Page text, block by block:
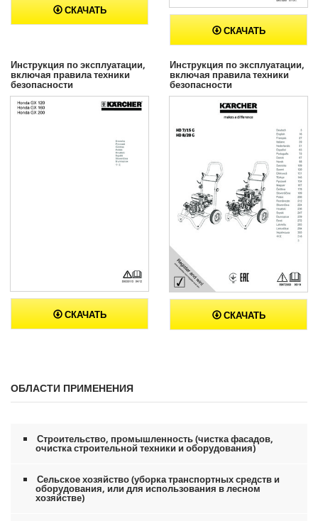
СКАЧАТЬ
СКАЧАТЬ
Инструкция по эксплуатации,
включая правила техники
безопасности
СКАЧАТЬ
Инструкция по эксплуатации,
включая правила техники
безопасности
СКАЧАТЬ
ОБЛАСТИ ПРИМЕНЕНИЯ
Строительство, промышленность (чистка фасадов,
очистка строительной техники и оборудования)
Сельское хозяйство (уборка транспортных средств и
оборудования, или для использования в лесном
хозяйстве)